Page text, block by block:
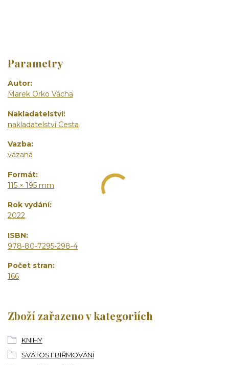
Parametry
Autor
Marek Orko Vácha
Nakladatelství
nakladatelství Cesta
Vazba
vázaná
Formát
115 × 195 mm
Rok vydání
2022
ISBN
978-80-7295-298-4
Počet stran
166
Zboží zařazeno v kategoriích
KNIHY
SVÁTOST BIŘMOVÁNÍ